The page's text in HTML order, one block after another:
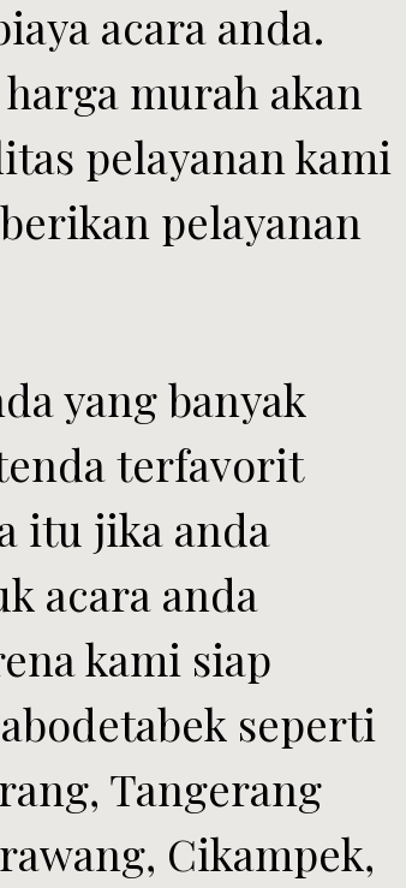
acara anda.
murah akan
pelayanan kami
pelayanan
yang banyak
terfavorit
itu jika anda
acara anda
kami siap
seperti
Tangerang
Cikampek,